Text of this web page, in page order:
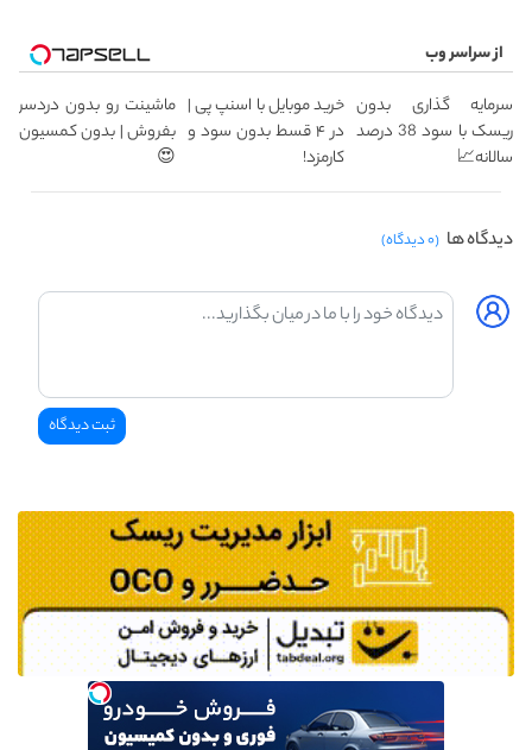
از سراسر وب
سرمایه گذاری بدون
ریسک با سود 38 درصد
سالانه📈
خرید موبایل با اسنپ پی |
در ۴ قسط بدون سود و
کارمزد!
ماشینت رو بدون دردسر
بفروش | بدون کمسیون
😍
دیدگاه ها (۰ دیدگاه)